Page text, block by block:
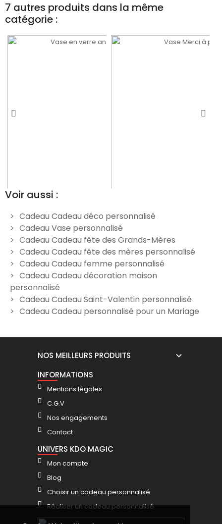
7 autres produits dans la même
catégorie :
Vase en verre anniversaire
gravé
19,90 €
Vase Merci à personnaliser
19,90 €
Voir aussi :
Cadeau Cadeau déco personnalisé
Cadeau Vase personnalisé
Cadeau Cadeau fête des Grands-Mères
Cadeau Cadeau fête des mères personnalisé
Cadeau Cadeau femme personnalisé
Cadeau Cadeau décoration maison
personnalisé
Cadeau Cadeau Saint-Valentin personnalisé
Cadeau Cadeau personnalisé pour un Mariage
NOS MEILLEURS PRODUITS
INFORMATIONS
Mentions légales
C.G.V
Nos engagements
Contact
UNIVERS KDO MAGIC
Mon compte
Blog
Choisir un cadeau personnalisé
Réaliser un cadeau personnalisé